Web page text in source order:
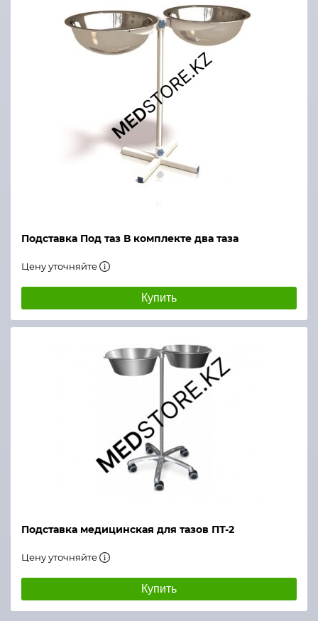
Подставка Под таз В комплекте два таза
Цену уточняйте
Купить
Подставка медицинская для тазов ПТ-2
Цену уточняйте
Купить